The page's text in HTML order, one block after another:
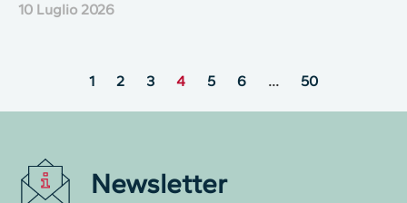
10 Luglio 2026
1 2 3 4 5 6 … 50
Newsletter